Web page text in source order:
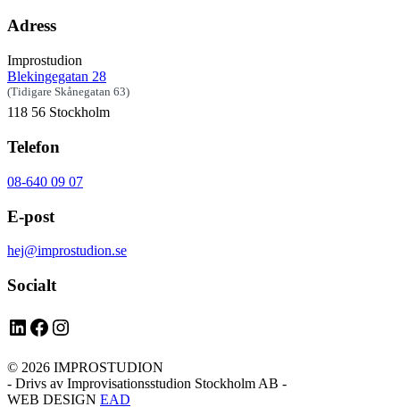
Adress
Improstudion
Blekingegatan 28
(Tidigare Skånegatan 63)
118 56 Stockholm
Telefon
08-640 09 07
E-post
hej@improstudion.se
Socialt
LinkedIn
Facebook
Instagram
© 2026 IMPROSTUDION
- Drivs av Improvisationsstudion Stockholm AB -
WEB DESIGN EAD